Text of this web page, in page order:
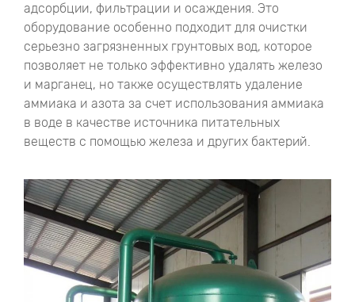
адсорбции, фильтрации и осаждения. Это
оборудование особенно подходит для очистки
серьезно загрязненных грунтовых вод, которое
позволяет не только эффективно удалять железо
и марганец, но также осуществлять удаление
аммиака и азота за счет использования аммиака
в воде в качестве источника питательных
веществ с помощью железа и других бактерий.